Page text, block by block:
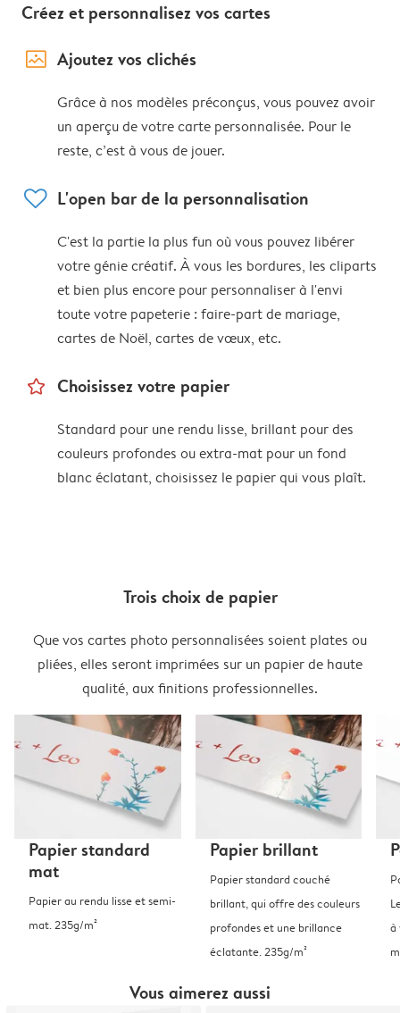
Créez et personnalisez vos cartes
image_placeholder Ajoutez vos clichés
Grâce à nos modèles préconçus, vous pouvez avoir
un aperçu de votre carte personnalisée. Pour le
reste, c’est à vous de jouer.
heart L'open bar de la personnalisation
C'est la partie la plus fun où vous pouvez libérer
votre génie créatif. À vous les bordures, les cliparts
et bien plus encore pour personnaliser à l'envi
toute votre papeterie : faire-part de mariage,
cartes de Noël, cartes de vœux, etc.
star_outline Choisissez votre papier
Standard pour une rendu lisse, brillant pour des
couleurs profondes ou extra-mat pour un fond
blanc éclatant, choisissez le papier qui vous plaît.
Trois choix de papier
Que vos cartes photo personnalisées soient plates ou
pliées, elles seront imprimées sur un papier de haute
qualité, aux finitions professionnelles.
Papier standard
mat
Papier au rendu lisse et semi-
mat. 235g/m²
Papier brillant
Papier standard couché
brillant, qui offre des couleurs
profondes et une brillance
éclatante. 235g/m²
à
Vous aimerez aussi